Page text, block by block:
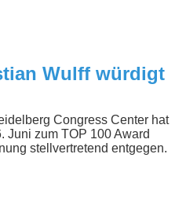
Wulff würdigt
Congress Center hat
Juni zum TOP 100 Award
stellvertretend entgegen.